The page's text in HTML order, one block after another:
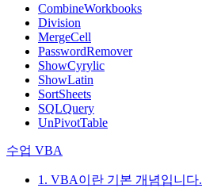
CombineWorkbooks
Division
MergeCell
PasswordRemover
ShowCyrylic
ShowLatin
SortSheets
SQLQuery
UnPivotTable
수업 VBA
1. VBA이란 기본 개념입니다.